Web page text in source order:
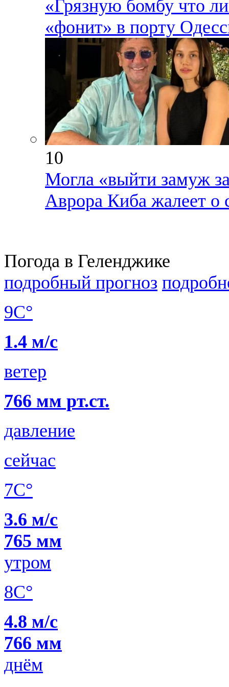
«Грязную бомбу что ли
«фонит» в порту
10
Могла «выйти замуж
Аврора Киба жалеет о
Погода в Геленджике
подробный прогноз
9C°
1.4 м/с
ветер
766 мм рт.ст.
давление
сейчас
7C°
3.6 м/с
765 мм
утром
8C°
4.8 м/с
766 мм
днём